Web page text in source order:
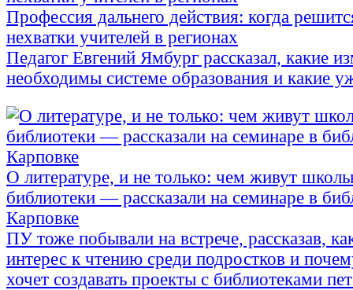
Профессия дальнего действия: когда
нехватки учителей в регионах
Педагог Евгений Ямбург рассказал, какие
необходимы системе образования и какие
О литературе, и не только: чем живут
библиотеки — рассказали на семинаре в
Карповке
ПУ тоже побывали на встрече, рассказав,
интерес к чтению среди подростков и
хочет создавать проекты с библиотеками